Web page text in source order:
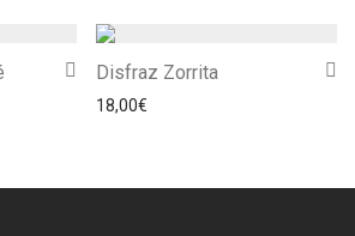
de precios: desde 12,00€ hasta 18,00€
Disfraz Zorrita
18,00€